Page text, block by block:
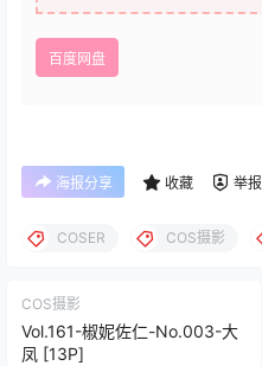
百度网盘
海报分享 收藏 举报
COSER COS摄影
COS摄影
Vol.161-椒妮佐仁-No.003-大
凤 [13P]